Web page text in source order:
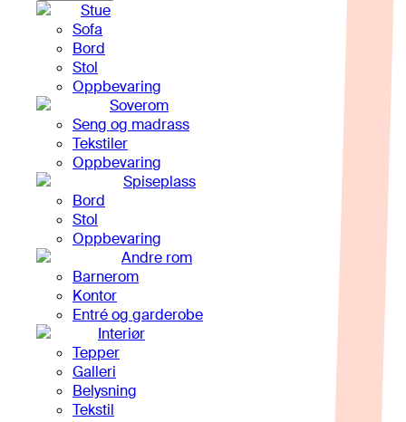
Stue
Sofa
Bord
Stol
Oppbevaring
Soverom
Seng og madrass
Tekstiler
Oppbevaring
Spiseplass
Bord
Stol
Oppbevaring
Andre rom
Barnerom
Kontor
Entré og garderobe
Interiør
Tepper
Galleri
Belysning
Tekstil